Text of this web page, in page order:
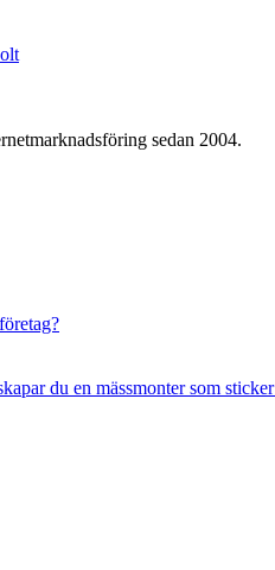
sedan 2004.
du en mässmonter som